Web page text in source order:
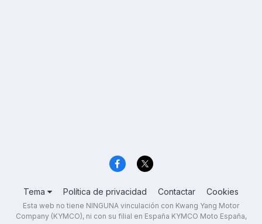
Tema Política de privacidad Contactar Cookies
Esta web no tiene NINGUNA vinculación con Kwang Yang Motor
Company (KYMCO), ni con su filial en España KYMCO Moto España,